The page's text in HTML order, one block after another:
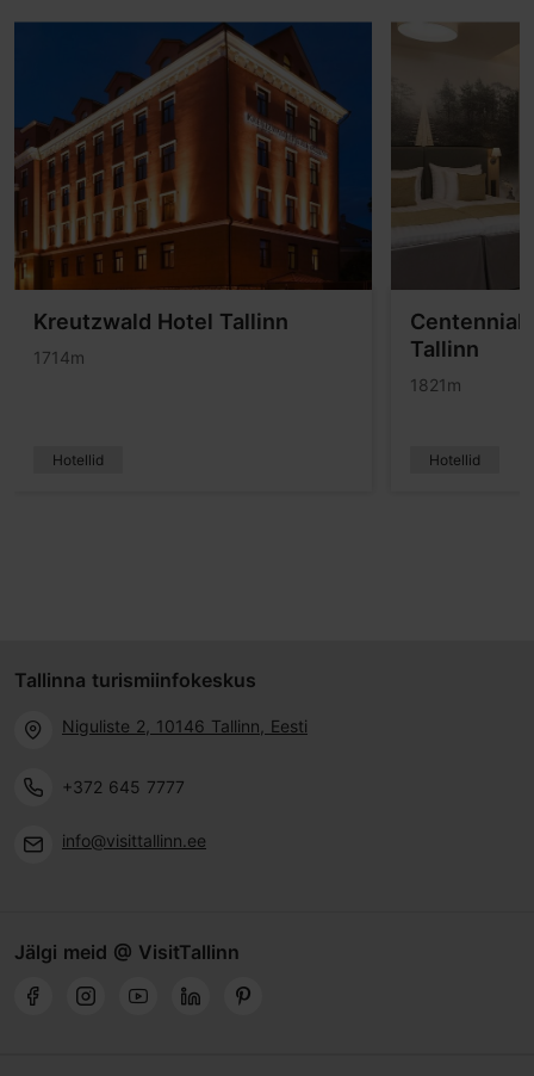
Kreutzwald Hotel Tallinn
1714m
Hotellid
Centennial
Tallinn
1821m
Hotellid
Tallinna turismiinfokeskus
Niguliste 2, 10146 Tallinn, Eesti
+372 645 7777
info@visittallinn.ee
Jälgi meid @ VisitTallinn